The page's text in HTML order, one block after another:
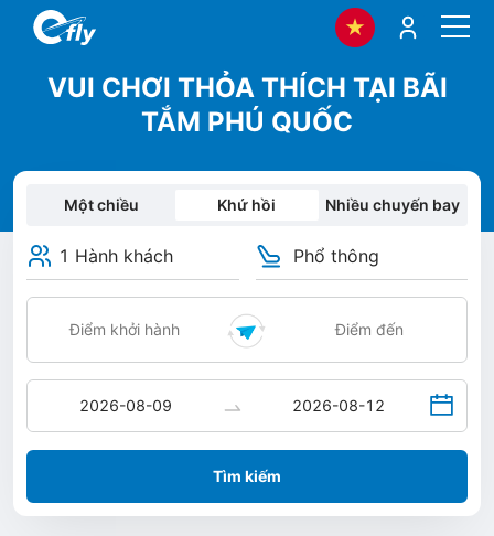
VUI CHƠI THỎA THÍCH TẠI BÃI
TẮM PHÚ QUỐC
Một chiều Khứ hồi Nhiều chuyến bay
1 Hành khách Phổ thông
Tìm kiếm